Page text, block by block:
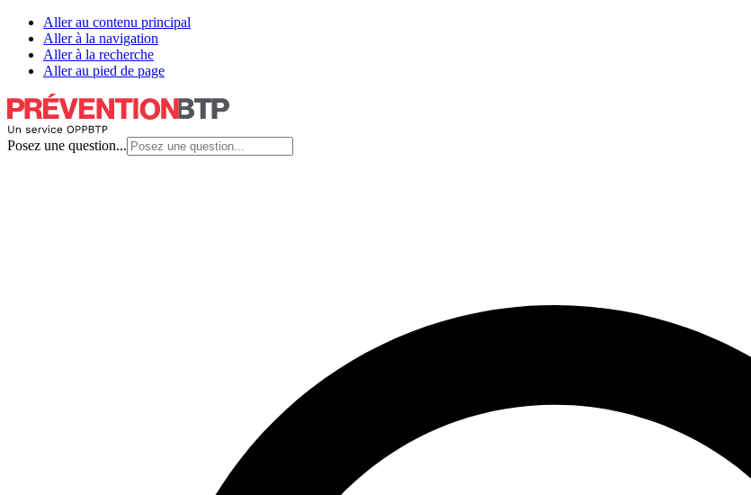
Aller au contenu principal
Aller à la navigation
Aller à la recherche
Aller au pied de page
Posez une question...